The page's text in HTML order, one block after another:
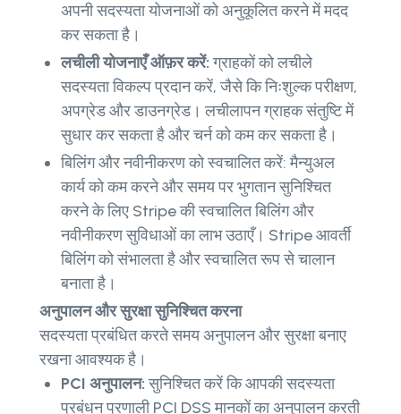
अपनी सदस्यता योजनाओं को अनुकूलित करने में मदद
कर सकता है।
लचीली योजनाएँ ऑफ़र करें:ग्राहकों को लचीले
सदस्यता विकल्प प्रदान करें, जैसे कि निःशुल्क परीक्षण,
अपग्रेड और डाउनग्रेड। लचीलापन ग्राहक संतुष्टि में
सुधार कर सकता है और चर्न को कम कर सकता है।
बिलिंग और नवीनीकरण को स्वचालित करें: मैन्युअल
कार्य को कम करने और समय पर भुगतान सुनिश्चित
करने के लिए Stripe की स्वचालित बिलिंग और
नवीनीकरण सुविधाओं का लाभ उठाएँ। Stripe आवर्ती
बिलिंग को संभालता है और स्वचालित रूप से चालान
बनाता है।
अनुपालन और सुरक्षा सुनिश्चित करना
सदस्यता प्रबंधित करते समय अनुपालन और सुरक्षा बनाए
रखना आवश्यक है।
PCI अनुपालन:सुनिश्चित करें कि आपकी सदस्यता
प्रबंधन प्रणाली PCI DSS मानकों का अनुपालन करती